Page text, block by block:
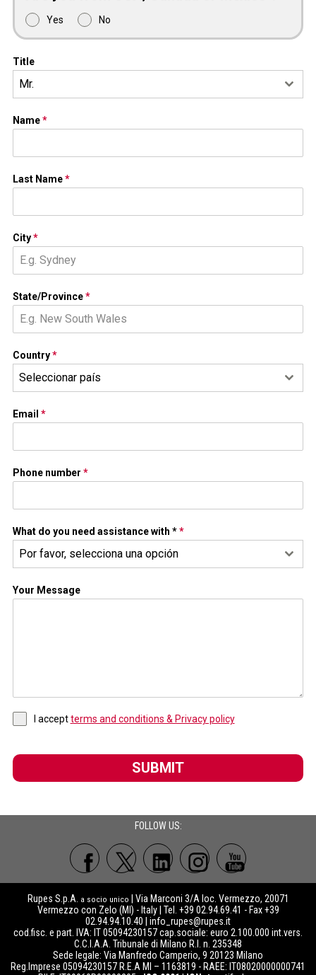
Yes No
Title
Mr.
Name*
Last Name*
City*
State/Province*
Country*
Seleccionar país
Email *
Phone number *
What do you need assistance with **
Por favor, selecciona una opción
Your Message
I acceptterms and conditions & Privacy policy
SUBMIT
FOLLOW US:
Rupes S.p.A. a socio unico
| Via Marconi 3/A loc. Vermezzo, 20071
Vermezzo con Zelo (MI) - Italy | Tel. +39 02.94.69.41 - Fax +39
02.94.94.10.40 | info_rupes@rupes.it
cod.fisc. e part. IVA: IT 05094230157 cap.sociale: euro 2.100.000 int.vers.
C.C.I.A.A. Tribunale di Milano R.I. n. 235348
Sede legale: Via Manfredo Camperio, 9 20123 Milano
Reg.Imprese 05094230157 R.E.A MI – 1163819 - RAEE: IT08020000000741